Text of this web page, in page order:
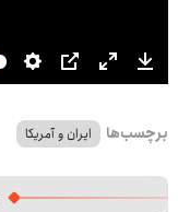
Settings
PIP Enter
برچسب‌ها ایران و آمریکا